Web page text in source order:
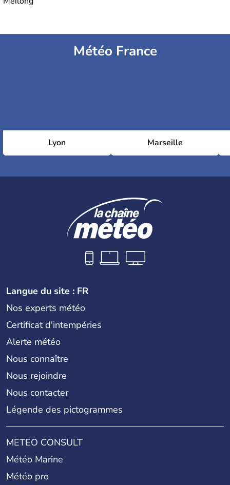
Météo France
Lyon Marseille
Langue du site : FR
Nos experts météo
Certificat d'intempéries
Alerte météo
Nous connaître
Nous rejoindre
Nous contacter
Légende des pictogrammes
METEO CONSULT
Météo Marine
Météo pro